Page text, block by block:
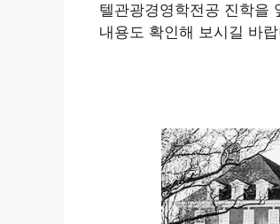
텔관광경영학전공 진학을
내용도 확인해 보시길 바